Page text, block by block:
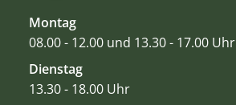
Montag
08.00 - 12.00 und 13.30 - 17.00 Uhr
Dienstag
13.30 - 18.00 Uhr